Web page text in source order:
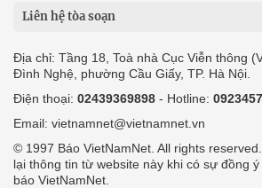
Liên hệ tòa soạn
Địa chỉ: Tầng 18, Toà nhà Cục Viễn thông
Đình Nghệ, phường Cầu Giấy, TP. Hà Nội.
Điện thoại: 02439369898 - Hotline:
Email: vietnamnet@vietnamnet.vn
© 1997 Báo VietNamNet. All rights
lại thông tin từ website này khi có sự đồng
báo VietNamNet.